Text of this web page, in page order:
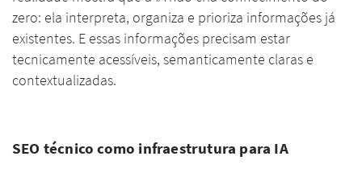
zero: ela interpreta, organiza e prioriza informações já
existentes. E essas informações precisam estar
tecnicamente acessíveis, semanticamente claras e
contextualizadas.
SEO técnico como infraestrutura para IA